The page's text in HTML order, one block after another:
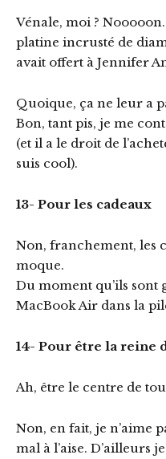
Vénale, moi ?
platine incrusté de
avait offert à Jennifer
Quoique, ça ne leur a
Bon, tant pis, je me
(et il a le droit de
suis cool).
13- Pour les cadeaux
Non, franchement, les
moque.
Du moment qu’ils sont
MacBook Air dans la
14- Pour être la reine
Ah, être le centre de
Non, en fait, je n’aime
mal à l’aise. D’ailleurs